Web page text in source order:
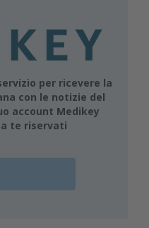
per ricevere la
con le notizie del
account Medikey
te riservati